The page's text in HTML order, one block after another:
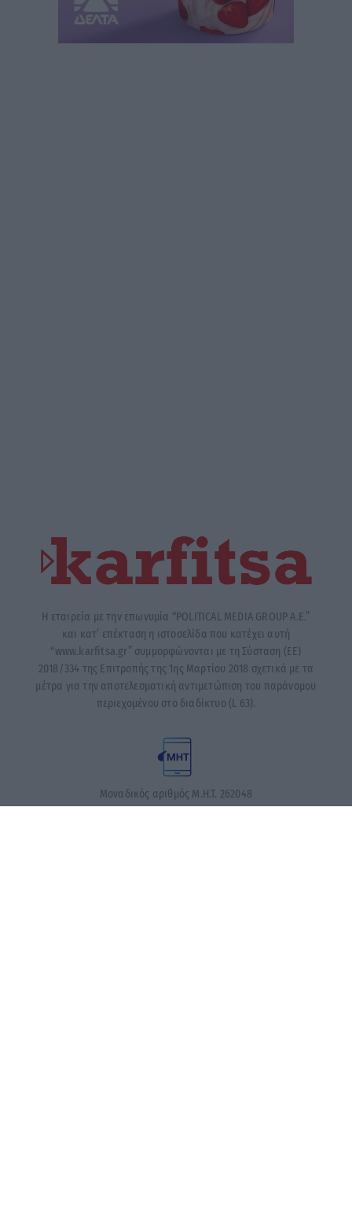
Η εταιρεία με την επωνυμία “POLITICAL MEDIA GROUP A.E.”
και κατ’ επέκταση η ιστοσελίδα που κατέχει αυτή
“www.karfitsa.gr” συμμορφώνονται με τη Σύσταση (ΕΕ)
2018/334 της Επιτροπής της 1ης Μαρτίου 2018 σχετικά με τα
μέτρα για την αποτελεσματική αντιμετώπιση του παράνομου
περιεχομένου στο διαδίκτυο (L 63).
Μοναδικός αριθμός Μ.Η.Τ. 262048